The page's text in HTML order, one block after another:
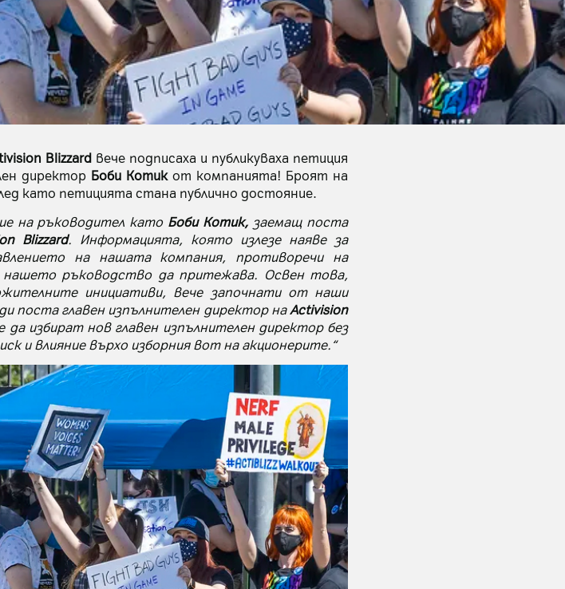
Blizzard вече подписаха и публикуваха петиция
директор Боби Котикот компанията! Броят на
като петицията стана публично достояние.
на ръководител като Боби Котик, заемащ поста
Blizzard. Информацията, която излезе наяве за
на нашата компания, противоречи на
ръководство да притежава. Освен това,
инициативи, вече започнати от наши
поста главен изпълнителен директор наActivision
избират нов главен изпълнителен директор без
и влияние върхо изборния вот на акционерите.“